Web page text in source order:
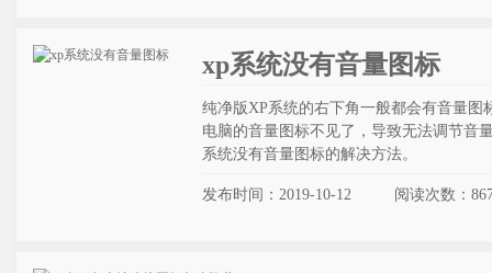
xp系统没有音量图标
纯净版XP系统的右下角一般都会有音量
电脑的音量图标不见了，导致无法调节音
系统没有音量图标的解决方法。
发布时间：2019-10-12 阅读次数：